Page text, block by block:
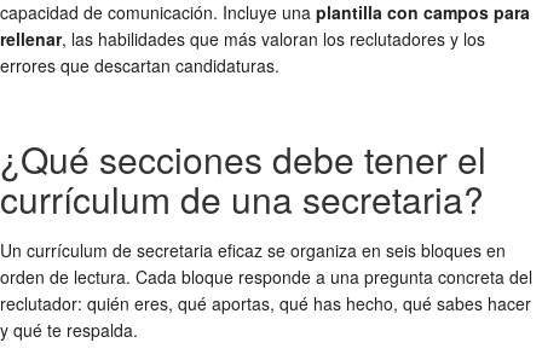
capacidad de comunicación. Incluye una plantilla con campos para
rellenar, las habilidades que más valoran los reclutadores y los
errores que descartan candidaturas.
¿Qué secciones debe tener el
currículum de una secretaria?
Un currículum de secretaria eficaz se organiza en seis bloques en
orden de lectura. Cada bloque responde a una pregunta concreta del
reclutador: quién eres, qué aportas, qué has hecho, qué sabes hacer
y qué te respalda.